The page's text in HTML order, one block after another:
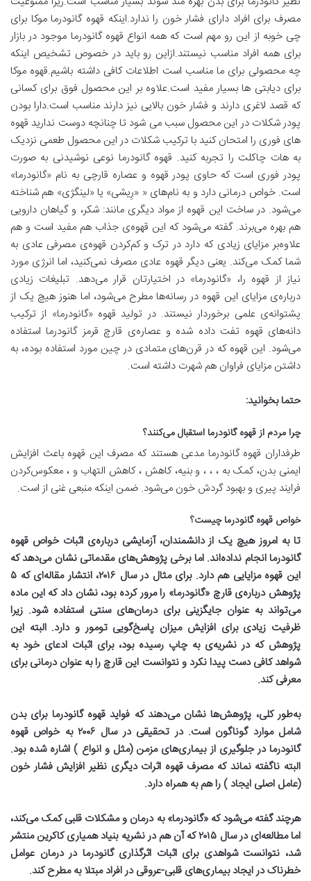
مصرف برای افراد دارای فشار خون را ندارد.اینکه قهوه گانودرما موکا برای
چی خوبه از این رو مهم است که همه انواع قهوه گانودرما موجود در بازار
برای همه افراد مناسب نیستند.ازاین رو باید در خصوص تشخیص اینکه
چه محصولی برای ما مناسب است اطلاعات کافی داشته باشیم.قهوه موکا
برای دیابتی ها بسیار مفید است.علاوه بر این محصول فوق برای کسانی
که قصد لاغری دارند و فشار خون بالایی نیز دارند مناسب است.دارا بودن
پودر شکلات در این محصول سبب می شود تا چنانچه دوست ندارید قهوه
های فوری را امتحان کنید با ترکیب شکلات در این محصول طعمی نزدیک
به هات چاکلت را تجربه کنید. قهوه گانودرما نوعی نوشیدنی به صورت
پودر فوری است که حاوی پودر قهوه و عصاره قارچی به نام «گانودرما»
است. خواص درمانی دارد و به نام‌های « «رِیشی» یا «لینگژی» هم شناخته
می‌شود. در ساخت این قهوه از مواد دیگری مانند: شکر، و گیاهان دارویی
هم بهره می‌برند. گفته می‌شود که این قهوه‌ی جذاب هم مفید است و هم
علاوه‌بر مزایای زیادی که دارد در ترک و کم‌کردن قهوه‌ی مصرفی عادی به
شما کمک می‌کند. یعنی دیگر قهوه عادی مصرف نمی‌کنید، اما انرژی‌ مورد
نیاز از قهوه را، «گانودرما» در اختیارتان قرار می‌دهد. تبلیغات زیادی
درباره‌ی مزایای این قهوه در رسانه‌ها مطرح می‌شود، اما هنوز هیچ‌ یک از
پشتوانه‌ی علمی برخوردار نیستند. در تولید قهوه «گانودرما» از ترکیب
دانه‌های قهوه تفت داده‌ شده و عصاره‌ی قارچ قرمز گانودرما استفاده
می‌شود. این قهوه که در قرن‌های متمادی در چین مورد استفاده بوده، به
داشتن مزایای فراوان هم شهرت داشته است.
حتما بخوانید:
چرا مردم از قهوه گانودرما استقبال می‌کنند؟
طرفداران قهوه گانودرما مدعی هستند که مصرف این قهوه باعث افزایش
ایمنی بدن، کمک به ، ، ، و بنیه، کاهش ، کاهش التهاب و ، معکوس‌کردن
فرایند پیری و بهبود گردش خون می‌شود. ضمن اینکه منبعی غنی از است.
خواص قهوه گانودرما چیست؟
تا به امروز هیچ یک از دانشمندان، آزمایشی درباره‌ی اثبات خواص قهوه
گانودرما انجام نداده‌اند. اما برخی پژوهش‌های مقدماتی نشان می‌دهد که
این قهوه مزایایی هم دارد. برای مثال در سال ۲۰۱۶، انتشار مقاله‌ای که ۵
پژوهش درباره‌ی قارچ «گانودرما» را مرور کرده بود، نشان داد که این ماده
می‌تواند به عنوان جایگزینی برای درمان‌های سنتی استفاده شود. زیرا
ظرفیت زیادی برای افزایش میزان پاسخ‌گویی تومور و دارد. البته این
پژوهش که در نشریه‌ی به چاپ رسیده بود، برای اثبات ادعای خود به
شواهد کافی دست پیدا نکرد و نتوانست این قارچ را به عنوان درمانی برای
معرفی کند.
به‌طور کلی، پژوهش‌ها نشان می‌دهند که فواید قهوه گانودرما برای بدن
شامل موارد گوناگون است. در تحقیقی در سال ۲۰۰۶به خواص قهوه
گانودرما در جلوگیری از بیماری‌های مزمن (مثل و انواع ) اشاره شده بود.
البته ناگفته نماند که مصرف قهوه اثرات دیگری نظیر افزایش فشار خون
(عامل اصلی ایجاد ) را هم به همراه دارد.
هرچند گفته می‌شود که «گانودرما» به درمان و مشکلات قلبی کمک می‌کند،
اما مطالعه‌ای در سال ۲۰۱۵که آن هم در نشریه بنیاد همیاری کاکرین منتشر
شد، نتوانست شواهدی برای اثبات اثرگذاری گانودرما در درمان عوامل
خطرناک در ایجاد بیماری‌های قلبی-عروقی در افراد مبتلا به مطرح کند.